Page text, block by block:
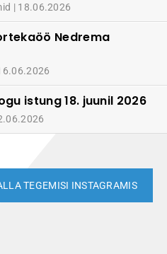
18.06.2026
Nedrema
istung 18. juunil 2026
TEGEMISI INSTAGRAMIS